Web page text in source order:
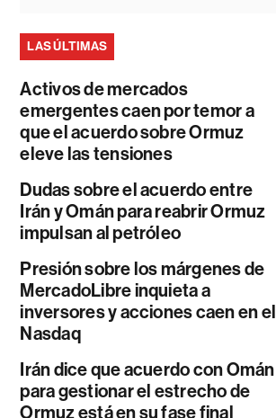
LAS ÚLTIMAS
Activos de mercados
emergentes caen por temor a
que el acuerdo sobre Ormuz
eleve las tensiones
Dudas sobre el acuerdo entre
Irán y Omán para reabrir Ormuz
impulsan al petróleo
Presión sobre los márgenes de
MercadoLibre inquieta a
inversores y acciones caen en el
Nasdaq
Irán dice que acuerdo con Omán
para gestionar el estrecho de
Ormuz está en su fase final